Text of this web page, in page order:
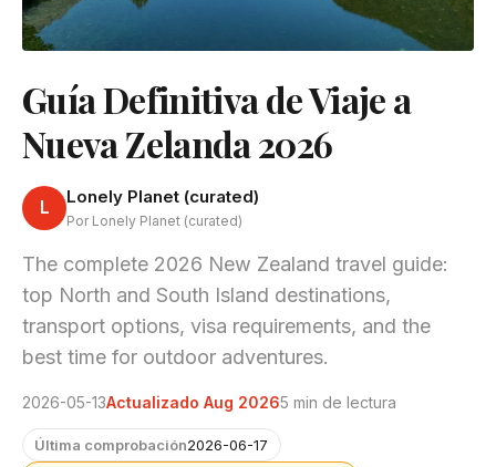
Guía Definitiva de Viaje a
Nueva Zelanda 2026
L Lonely Planet (curated)
Por Lonely Planet (curated)
The complete 2026 New Zealand travel guide:
top North and South Island destinations,
transport options, visa requirements, and the
best time for outdoor adventures.
2026-05-13Actualizado Aug 20265 min de lectura
Última comprobación2026-06-17